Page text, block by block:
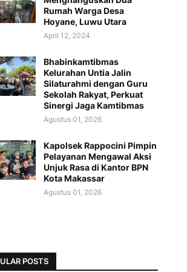
Rumah Warga Desa
Hoyane, Luwu Utara
April 12, 2024
Bhabinkamtibmas
Kelurahan Untia Jalin
Silaturahmi dengan Guru
Sekolah Rakyat, Perkuat
Sinergi Jaga Kamtibmas
Agustus 01, 2026
Kapolsek Rappocini Pimpin
Pelayanan Mengawal Aksi
Unjuk Rasa di Kantor BPN
Kota Makassar
Agustus 01, 2026
POSTS